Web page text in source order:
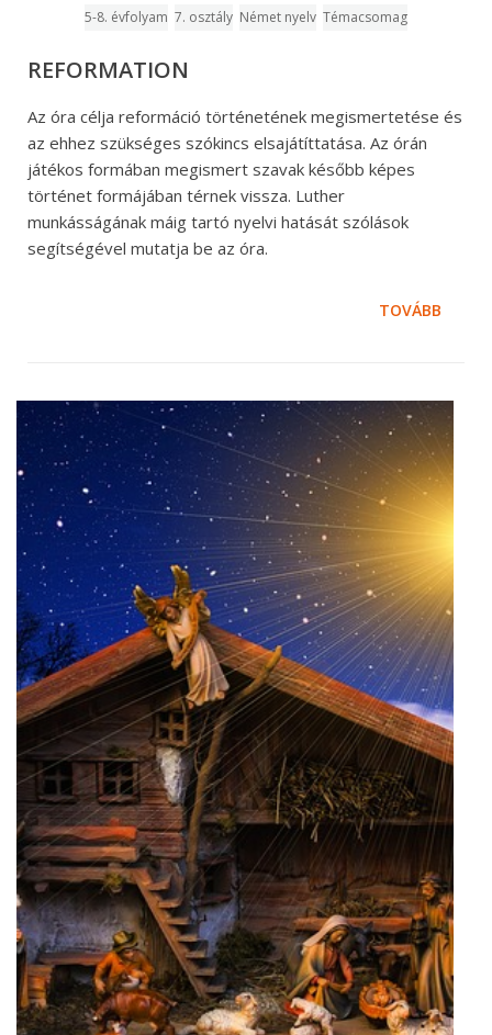
5-8. évfolyam 7. osztály Német nyelv Témacsomag
REFORMATION
Az óra célja reformáció történetének megismertetése és
az ehhez szükséges szókincs elsajátíttatása. Az órán
játékos formában megismert szavak később képes
történet formájában térnek vissza. Luther
munkásságának máig tartó nyelvi hatását szólások
segítségével mutatja be az óra.
TOVÁBB